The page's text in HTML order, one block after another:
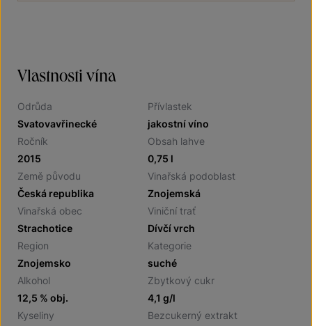
Vlastnosti vína
Odrůda
Svatovavřinecké
Přívlastek
jakostní víno
Ročník
2015
Obsah lahve
0,75 l
Země původu
Česká republika
Vinařská podoblast
Znojemská
Vinařská obec
Strachotice
Viniční trať
Dívčí vrch
Region
Znojemsko
Kategorie
suché
Alkohol
12,5 % obj.
Zbytkový cukr
4,1 g/l
Kyseliny
Bezcukerný extrakt